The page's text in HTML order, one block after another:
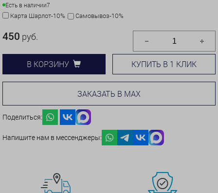
Есть в наличии7
Карта Шарлот-10% Самовывоз-10%
450 руб.
В КОРЗИНУ КУПИТЬ В 1 КЛИК
ЗАКАЗАТЬ В MAX
Поделиться:
Напишите нам в мессенджеры: